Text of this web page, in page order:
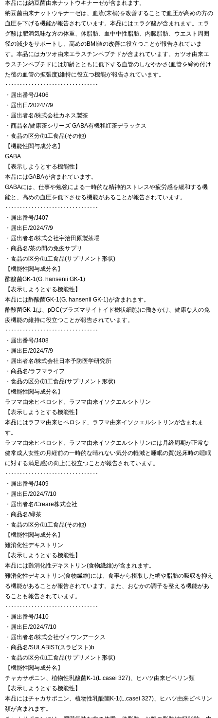
本品には納豆菌由来ナットウキナーゼが含まれます。
納豆菌由来ナットウキナーゼは、血流(末梢)を改善することで血圧が高めの方の
血圧を下げる機能が報告されています。本品にはエラグ酸が含まれます。エラ
グ酸は肥満気味な方の体重、体脂肪、血中中性脂肪、内臓脂肪、ウエスト周囲
径の減少をサポートし、高めのBMI値の改善に役立つことが報告されていま
す。本品にはカツオ由来エラスチンペプチドが含まれています。カツオ由来エ
ラスチンペプチドには加齢とともに低下する血管のしなやかさ(血管を締め付け
た後の血管の拡張度)維持に役立つ機能が報告されています。
‥‥‥‥‥‥‥‥‥‥‥‥‥‥‥‥
・届出番号/J406
・届出日/2024/7/9
・届出者名/株式会社カネス製茶
・商品名/健康茶シリーズ GABA有機和紅茶デラックス
・食品の区分/加工食品(その他)
【機能性関与成分名】
GABA
【表示しようとする機能性】
本品にはGABAが含まれています。
GABAには、仕事や勉強による一時的な精神的ストレスや疲労感を緩和する機
能と、高めの血圧を低下させる機能があることが報告されています。
‥‥‥‥‥‥‥‥‥‥‥‥‥‥‥‥
・届出番号/J407
・届出日/2024/7/9
・届出者名/株式会社宇治田原製茶場
・商品名/茶の間の免疫サプリ
・食品の区分/加工食品(サプリメント形状)
【機能性関与成分名】
酢酸菌GK-1(G. hansenii GK-1)
【表示しようとする機能性】
本品には酢酸菌GK-1(G. hansenii GK-1)が含まれます。
酢酸菌GK-1は、pDC(プラズマサイトイド樹状細胞)に働きかけ、健康な人の免
疫機能の維持に役立つことが報告されています。
‥‥‥‥‥‥‥‥‥‥‥‥‥‥‥‥
・届出番号/J408
・届出日/2024/7/9
・届出者名/株式会社日本予防医学研究所
・商品名/ラフマライフ
・食品の区分/加工食品(サプリメント形状)
【機能性関与成分名】
ラフマ由来ヒペロシド、ラフマ由来イソクエルシトリン
【表示しようとする機能性】
本品にはラフマ由来ヒペロシド、ラフマ由来イソクエルシトリンが含まれま
す。
ラフマ由来ヒペロシド、ラフマ由来イソクエルシトリンには月経周期が正常な
健常成人女性の月経前の一時的な晴れない気分の軽減と睡眠の質(起床時の睡眠
に対する満足感)の向上に役立つことが報告されています。
‥‥‥‥‥‥‥‥‥‥‥‥‥‥‥‥
・届出番号/J409
・届出日/2024/7/10
・届出者名/Creare株式会社
・商品名/緑茶
・食品の区分/加工食品(その他)
【機能性関与成分名】
難消化性デキストリン
【表示しようとする機能性】
本品には難消化性デキストリン(食物繊維)が含まれます。
難消化性デキストリン(食物繊維)には、食事から摂取した糖や脂肪の吸収を抑え
る機能があることが報告されています。また、おなかの調子を整える機能があ
ることも報告されています。
‥‥‥‥‥‥‥‥‥‥‥‥‥‥‥‥
・届出番号/J410
・届出日/2024/7/10
・届出者名/株式会社ヴィワンアークス
・商品名/SULABIST(スラビスト)b
・食品の区分/加工食品(サプリメント形状)
【機能性関与成分名】
チャカサポニン、植物性乳酸菌K-1(L.casei 327)、ヒハツ由来ピペリン類
【表示しようとする機能性】
本品にはチャカサポニン、植物性乳酸菌K-1(L.casei 327)、ヒハツ由来ピペリン
類が含まれます。